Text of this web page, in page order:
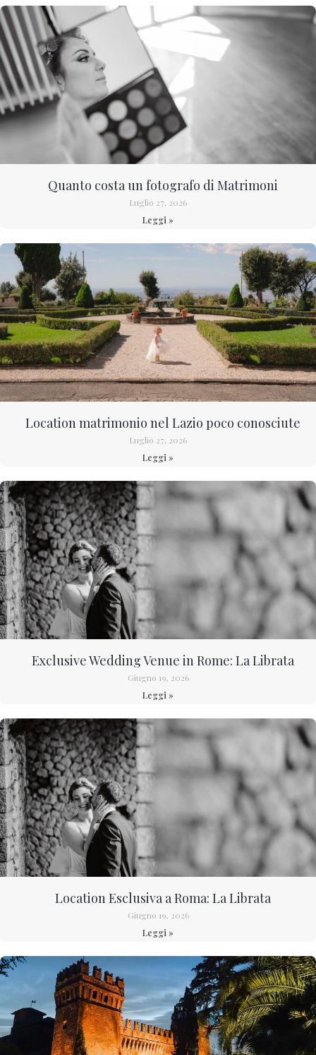
Quanto costa un fotografo di Matrimoni
Luglio 27, 2026
Leggi »
Location matrimonio nel Lazio poco conosciute
Luglio 27, 2026
Leggi »
Exclusive Wedding Venue in Rome: La Librata
Giugno 19, 2026
Leggi »
Location Esclusiva a Roma: La Librata
Giugno 19, 2026
Leggi »